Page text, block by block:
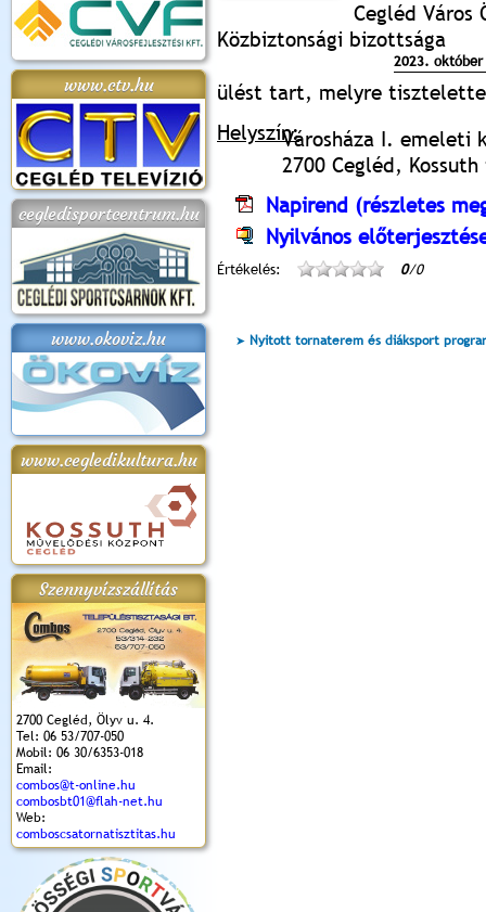
www.ctv.hu
cegledisportcentrum.hu
www.okoviz.hu
www.cegledikultura.hu
Szennyvízszállítás
2700 Cegléd, Ölyv u. 4.
Tel: 06 53/707-050
Mobil: 06 30/6353-018
Email:
combos@t-online.hu
combosbt01@flah-net.hu
Web:
comboscsatornatisztitas.hu
Cegléd Város
Közbiztonsági bizottsága
2023.
ülést tart, melyre
Helyszín:Városháza I. emeleti
2700 Cegléd,
Napirend (részletes
Nyilvános
Értékelés: 0/0
Nyitott tornaterem és diáksport
Kossuth Toborzó
Ünnepély
2017.09.22-23.
Szent István Ünnepe